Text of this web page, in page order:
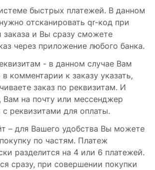
быстрых платежей. В данном
отсканировать qr-код при
и Вы сразу сможете
через приложение любого банка.
- в данном случае Вам
комментарии к заказу указать,
заказ по реквизитам. И
Вам на почту или мессенджер
с реквизитами для оплаты.
– для Вашего удобства Вы можете
по частям. Платеж
разделится на 4 или 6 платежей.
сразу, при совершении покупки